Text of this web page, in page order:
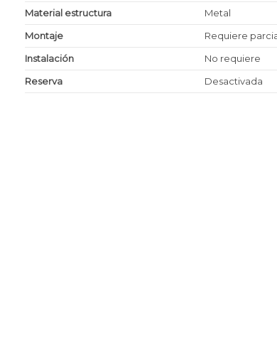
Material estructura
Metal
Montaje
Requiere
Instalación
No requiere
Reserva
Desactivada